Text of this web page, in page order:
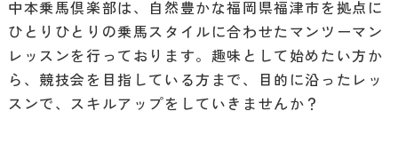
中本乗馬倶楽部は、自然豊かな福岡県福津市を拠点に
ひとりひとりの乗馬スタイルに合わせたマンツーマン
レッスンを行っております。趣味として始めたい方か
ら、競技会を目指している方まで、目的に沿ったレッ
スンで、スキルアップをしていきませんか？